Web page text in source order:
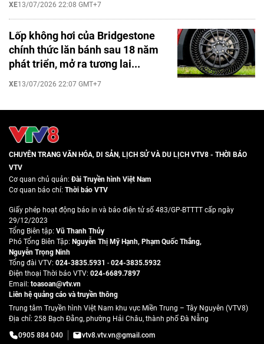
XE13/07/2026 22:08 GMT+7
Lốp không hơi của Bridgestone
chính thức lăn bánh sau 18 năm
phát triển, mở ra tương lai...
XE13/07/2026 22:07 GMT+7
CHUYÊN TRANG VĂN HÓA, DI SẢN, LỊCH SỬ VÀ DU LỊCH VTV8 - THỜI BÁO
VTV
Cơ quan chủ quản:Đài Truyền hình Việt Nam
Cơ quan báo chí: Thời báo VTV
Giấy phép hoạt động báo in và báo điện tử số 483/GP-BTTTT cấp ngày
29/12/2023
Tổng Biên tập: Vũ Thanh Thủy
Phó Tổng Biên Tập: Nguyễn Thị Mỹ Hạnh, Phạm Quốc Thắng,
Nguyễn Trọng Ninh
Tổng đài VTV: 024-3835.5931 - 024-3835.5932
Ðiện thoại Thời báo VTV: 024-6689.7897
Email: toasoan@vtv.vn
Liên hệ quảng cáo và truyền thông
Trung tâm Truyền hình Việt Nam khu vực Miền Trung – Tây Nguyên (VTV8)
Địa chỉ: 258 Bạch Đằng, phường Hải Châu, thành phố Đà Nẵng
0905 884 040
vtv8.vtv.vn@gmail.com